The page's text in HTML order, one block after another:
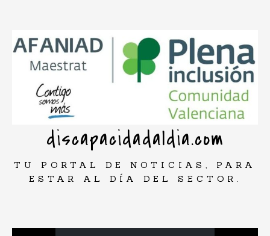
contenido
discapacidadaldia.com
TU PORTAL DE NOTICIAS, PARA
ESTAR AL DÍA DEL SECTOR.